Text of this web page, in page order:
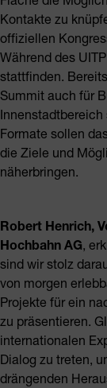
Kontakte zu
offiziellen
Während des
stattfinden.
Summit auch für
Formate sollen
die Ziele und
näherbringen.
Robert Henrich,
Hochbahn AG,
sind wir stolz
von morgen
Projekte für ein
zu präsentieren.
internationalen
Dialog zu treten,
drängenden